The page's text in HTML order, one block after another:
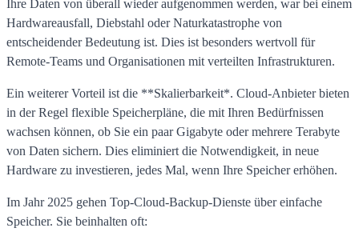
Ihre Daten von überall wieder aufgenommen werden, war bei einem
Hardwareausfall, Diebstahl oder Naturkatastrophe von
entscheidender Bedeutung ist. Dies ist besonders wertvoll für
Remote-Teams und Organisationen mit verteilten Infrastrukturen.
Ein weiterer Vorteil ist die **Skalierbarkeit*. Cloud-Anbieter bieten
in der Regel flexible Speicherpläne, die mit Ihren Bedürfnissen
wachsen können, ob Sie ein paar Gigabyte oder mehrere Terabyte
von Daten sichern. Dies eliminiert die Notwendigkeit, in neue
Hardware zu investieren, jedes Mal, wenn Ihre Speicher erhöhen.
Im Jahr 2025 gehen Top-Cloud-Backup-Dienste über einfache
Speicher. Sie beinhalten oft: